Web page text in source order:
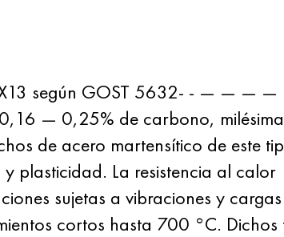
según GOST 5632- - — — —
— 0,25% de carbono,
de acero martensítico de este
plasticidad. La resistencia al calor
sujetas a vibraciones y cargas
cortos hasta 700 °C. Dichos